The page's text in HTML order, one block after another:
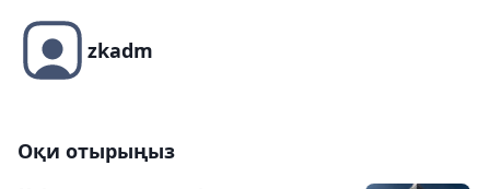
zkadm
Оқи отырыңыз